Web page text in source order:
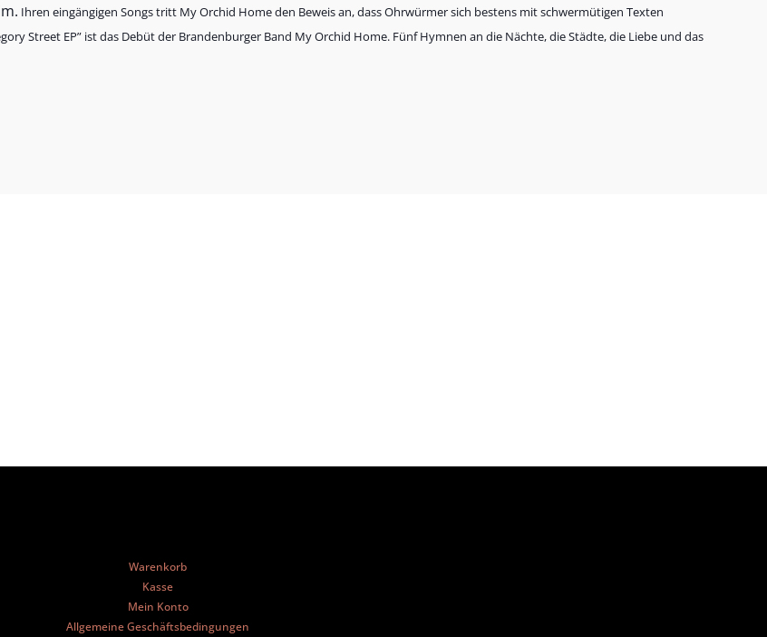
Ihren eingängigen Songs tritt My Orchid Home den Beweis an, dass Ohrwürmer sich bestens mit schwermütigen Texten
Street EP” ist das Debüt der Brandenburger Band My Orchid Home. Fünf Hymnen an die Nächte, die Städte, die Liebe und das
Warenkorb
Kasse
Mein Konto
Allgemeine Geschäftsbedingungen